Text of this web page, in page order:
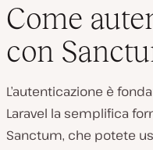
Come
con
L’autenticazione è
Laravel la semplifica
Sanctum, che potete